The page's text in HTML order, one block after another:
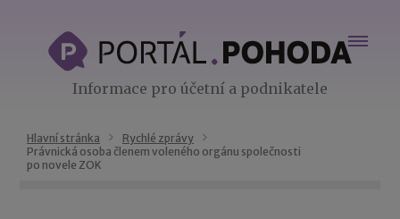
Informace pro účetní a podnikatele
Hlavní stránka
Rychlé zprávy
Právnická osoba členem voleného orgánu společnosti
po novele ZOK